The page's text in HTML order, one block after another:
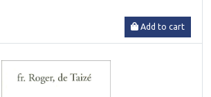
Add to cart